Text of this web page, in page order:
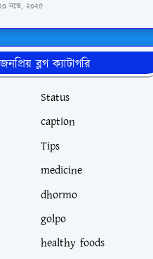
নভে, ২০২৫
ব্লগ ক্যাটাগরি
Status
caption
Tips
medicine
dhormo
golpo
healthy foods